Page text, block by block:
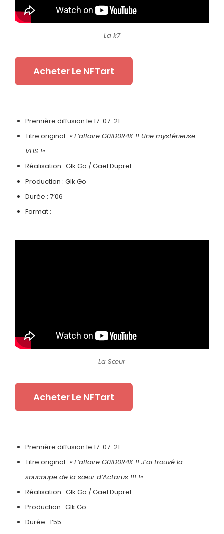
La k7
Acheter Le NFTart
Première diffusion le 17-07-21
Titre original : « L’affaire G01D0R4K !! Une mystérieuse
VHS !«
Réalisation : Glk Go / Gaël Dupret
Production : Glk Go
Durée : 7’06
Format :
La Sœur
Acheter Le NFTart
Première diffusion le 17-07-21
Titre original : « L’affaire G01D0R4K !! J’ai trouvé la
soucoupe de la sœur d’Actarus !!! !«
Réalisation : Glk Go / Gaël Dupret
Production : Glk Go
Durée : 1’55